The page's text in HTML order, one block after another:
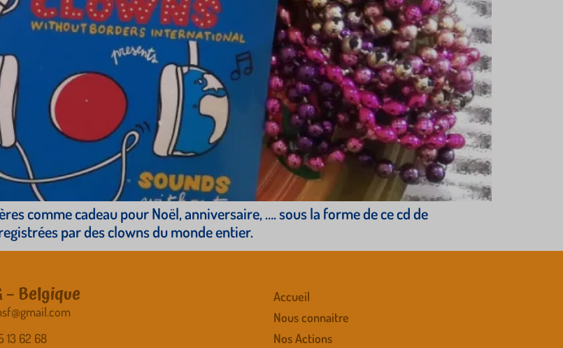
comme cadeau pour Noël, anniversaire, …. sous la forme de ce cd de
par des clowns du monde entier.
– Belgique
13 62 68
Accueil
Nous connaitre
Nos Actions